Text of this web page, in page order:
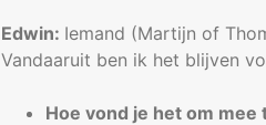
Edwin: Iemand (Martijn of
Vandaaruit ben ik het blijven
Hoe vond je het om mee